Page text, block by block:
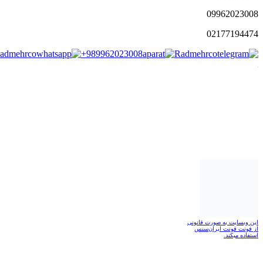
09962023008
021 77194474
+989962023008 Radmehrco
این وبسایت به صورت قانونی
از فونت فونت ایران‌سنس
استفاده میکند.